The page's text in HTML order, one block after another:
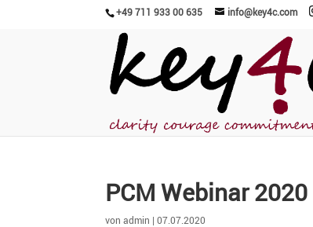
+49 711 933 00 635 info@key4c.com
PCM Webinar 2020
vonadmin |07.07.2020